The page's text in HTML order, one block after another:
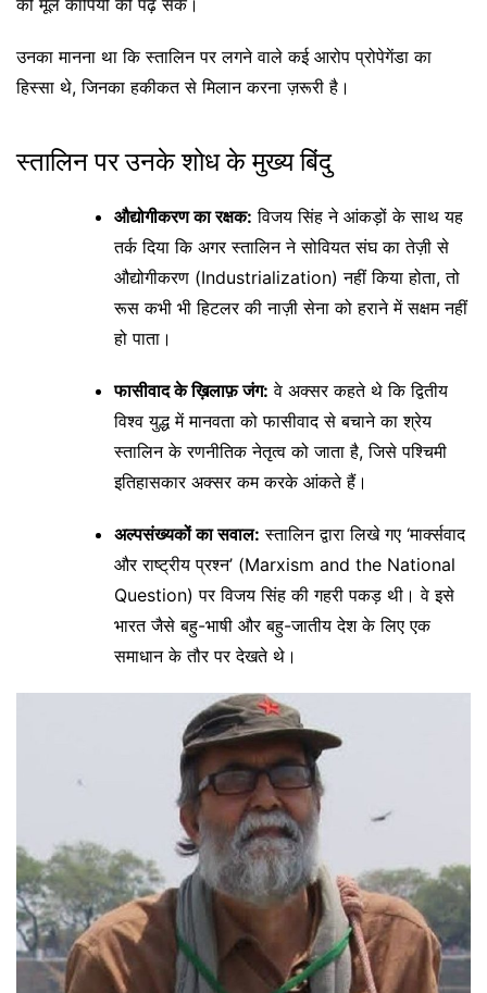
की मूल कॉपियों को पढ़ सकें।
उनका मानना था कि स्तालिन पर लगने वाले कई आरोप प्रोपेगेंडा का
हिस्सा थे, जिनका हकीकत से मिलान करना ज़रूरी है।
स्तालिन पर उनके शोध के मुख्य बिंदु
औद्योगीकरण का रक्षक: विजय सिंह ने आंकड़ों के साथ यह
तर्क दिया कि अगर स्तालिन ने सोवियत संघ का तेज़ी से
औद्योगीकरण (Industrialization) नहीं किया होता, तो
रूस कभी भी हिटलर की नाज़ी सेना को हराने में सक्षम नहीं
हो पाता।
फासीवाद के ख़िलाफ़ जंग: वे अक्सर कहते थे कि द्वितीय
विश्व युद्ध में मानवता को फासीवाद से बचाने का श्रेय
स्तालिन के रणनीतिक नेतृत्व को जाता है, जिसे पश्चिमी
इतिहासकार अक्सर कम करके आंकते हैं।
अल्पसंख्यकों का सवाल: स्तालिन द्वारा लिखे गए ‘मार्क्सवाद
और राष्ट्रीय प्रश्न’ (Marxism and the National
Question) पर विजय सिंह की गहरी पकड़ थी। वे इसे
भारत जैसे बहु-भाषी और बहु-जातीय देश के लिए एक
समाधान के तौर पर देखते थे।